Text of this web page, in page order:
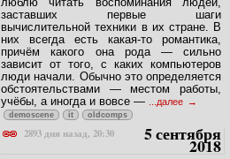
заставших первые шаги
вычислительной техники в их стране. В
них всегда есть какая-то романтика,
причём какого она рода — сильно
зависит от того, с каких компьютеров
люди начали. Обычно это определяется
обстоятельствами — местом работы,
учёбы, а иногда и вовсе —
...далее
demoscene it oldcomps
2893 дня назад, 20:30 5 сентября
2018